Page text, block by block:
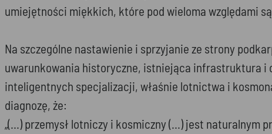
umiejętności miękkich, które pod wieloma względami
Na szczególne nastawienie i sprzyjanie ze strony
uwarunkowania historyczne, istniejąca infrastruktura i
inteligentnych specjalizacji, właśnie lotnictwa i
diagnozę, że:
„(…) przemysł lotniczy i kosmiczny (…) jest naturalnym